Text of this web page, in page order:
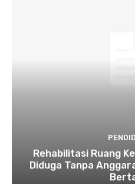
Rehabilitasi Ruang
Diduga Tanpa